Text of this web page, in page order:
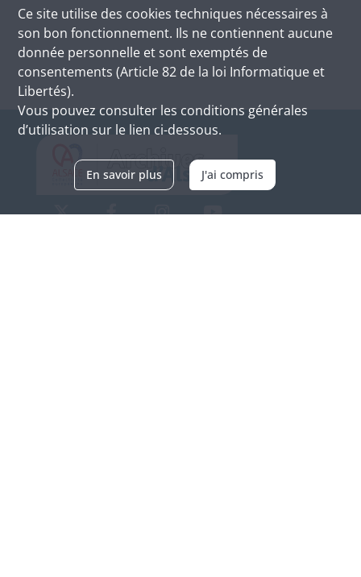
Ce site utilise des cookies techniques nécessaires à
son bon fonctionnement. Ils ne contiennent aucune
donnée personnelle et sont exemptés de
consentements (Article 82 de la loi Informatique et
Libertés).
Vous pouvez consulter les conditions générales
d’utilisation sur le lien ci-dessous.
En savoir plus J'ai compris